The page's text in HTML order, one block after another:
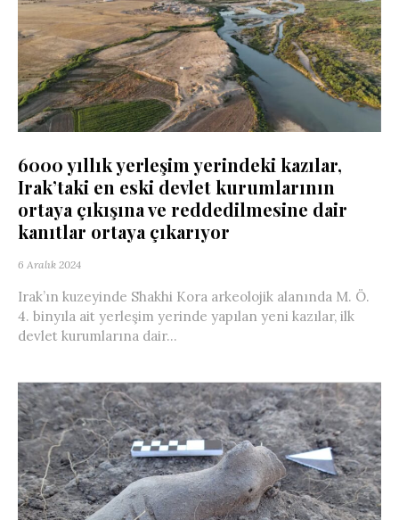
6000 yıllık yerleşim yerindeki kazılar,
Irak’taki en eski devlet kurumlarının
ortaya çıkışına ve reddedilmesine dair
kanıtlar ortaya çıkarıyor
6 Aralık 2024
Irak’ın kuzeyinde Shakhi Kora arkeolojik alanında M. Ö.
4. binyıla ait yerleşim yerinde yapılan yeni kazılar, ilk
devlet kurumlarına dair...